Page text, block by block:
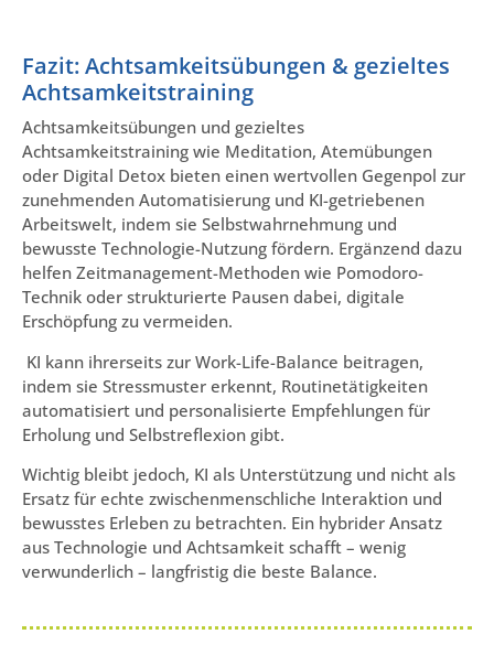
Fazit: Achtsamkeitsübungen & gezieltes
Achtsamkeitstraining
Achtsamkeitsübungen und gezieltes
Achtsamkeitstraining wie Meditation, Atemübungen
oder Digital Detox bieten einen wertvollen Gegenpol zur
zunehmenden Automatisierung und KI-getriebenen
Arbeitswelt, indem sie Selbstwahrnehmung und
bewusste Technologie-Nutzung fördern. Ergänzend dazu
helfen Zeitmanagement-Methoden wie Pomodoro-
Technik oder strukturierte Pausen dabei, digitale
Erschöpfung zu vermeiden.
KI kann ihrerseits zur Work-Life-Balance beitragen,
indem sie Stressmuster erkennt, Routinetätigkeiten
automatisiert und personalisierte Empfehlungen für
Erholung und Selbstreflexion gibt.
Wichtig bleibt jedoch, KI als Unterstützung und nicht als
Ersatz für echte zwischenmenschliche Interaktion und
bewusstes Erleben zu betrachten. Ein hybrider Ansatz
aus Technologie und Achtsamkeit schafft – wenig
verwunderlich – langfristig die beste Balance.